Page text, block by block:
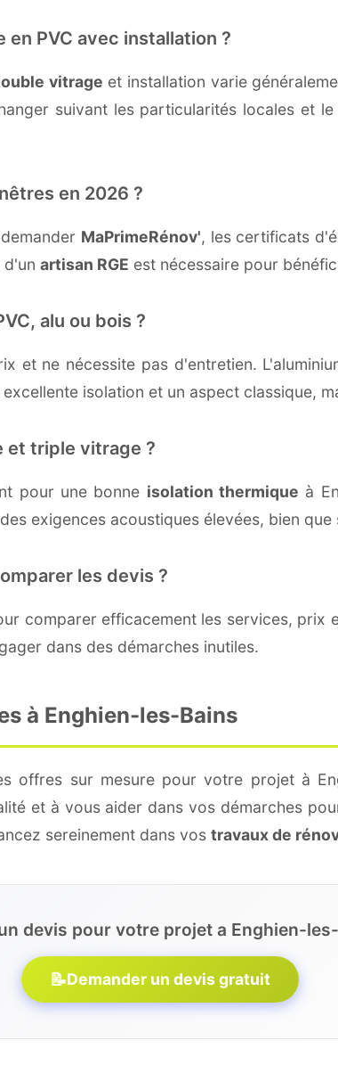
PVC avec installation ?
vitrage et installation varie
suivant les particularités locales et
en 2026 ?
MaPrimeRénov', les certificats
d'un artisan RGE est nécessaire pour
alu ou bois ?
et ne nécessite pas d'entretien.
isolation et un aspect classique,
et triple vitrage ?
pour une bonne isolation thermique à
exigences acoustiques élevées, bien
les devis ?
comparer efficacement les services, prix
dans des démarches inutiles.
à Enghien-les-Bains
offres sur mesure pour votre projet à
et à vous aider dans vos démarches
sereinement dans vos travaux de
devis pour votre projet a Enghien-
📝Demander un devis gratuit